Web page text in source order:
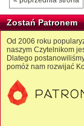
Zostań Patronem
Od 2006 roku
naszym Czytelnikom
Dlatego
pomóż nam rozwijać